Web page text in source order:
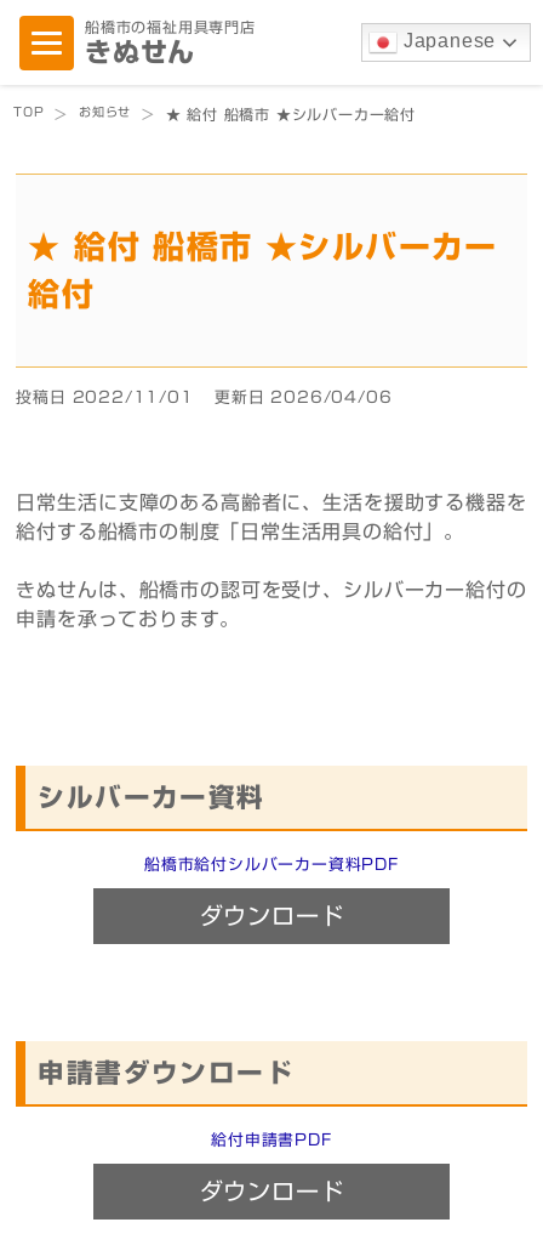
船橋市の福祉用具専門店
きぬせん
TOP > お知らせ > ★ 給付 船橋市 ★シルバーカー給付
★ 給付 船橋市 ★シルバーカー
給付
投稿日 2022/11/01 更新日 2026/04/06
日常生活に支障のある高齢者に、生活を援助する機器を
給付する船橋市の制度「日常生活用具の給付」。
きぬせんは、船橋市の認可を受け、シルバーカー給付の
申請を承っております。
シルバーカー資料
船橋市給付シルバーカー資料PDF
ダウンロード
申請書ダウンロード
給付申請書PDF
ダウンロード
Japanese